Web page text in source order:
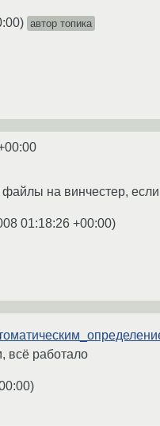
) автор топика
на винчестер, если
01:18:26 +00:00)
всё работало
)